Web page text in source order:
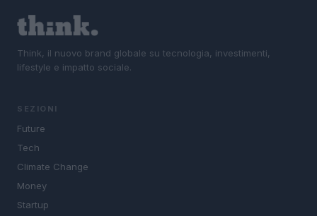
Think, il nuovo brand globale su tecnologia, investimenti,
lifestyle e impatto sociale.
SEZIONI
Future
Tech
Climate Change
Money
Startup